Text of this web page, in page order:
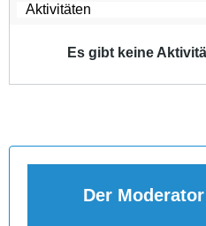
Es gibt keine
Der